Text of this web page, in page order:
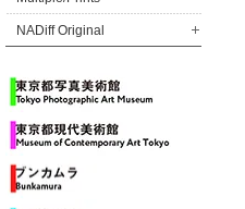
NADiff Original